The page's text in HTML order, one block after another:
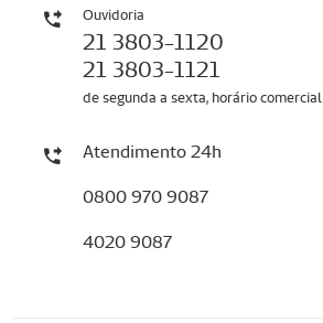
Ouvidoria
21 3803-1120
21 3803-1121
de segunda a sexta, horário comercial
Atendimento 24h
0800 970 9087
4020 9087